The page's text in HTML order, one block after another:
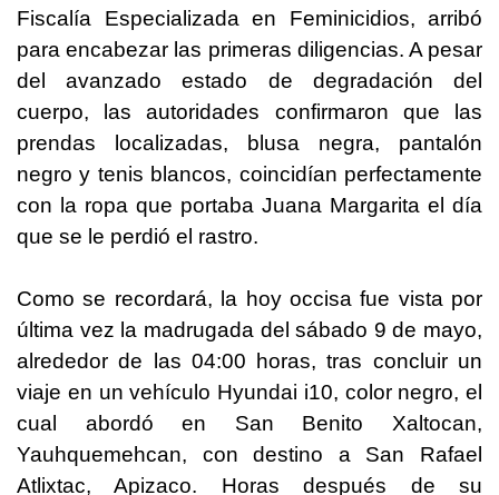
Fiscalía Especializada en Feminicidios, arribó
para encabezar las primeras diligencias. A pesar
del avanzado estado de degradación del
cuerpo, las autoridades confirmaron que las
prendas localizadas, blusa negra, pantalón
negro y tenis blancos, coincidían perfectamente
con la ropa que portaba Juana Margarita el día
que se le perdió el rastro.
Como se recordará, la hoy occisa fue vista por
última vez la madrugada del sábado 9 de mayo,
alrededor de las 04:00 horas, tras concluir un
viaje en un vehículo Hyundai i10, color negro, el
cual abordó en San Benito Xaltocan,
Yauhquemehcan, con destino a San Rafael
Atlixtac, Apizaco. Horas después de su